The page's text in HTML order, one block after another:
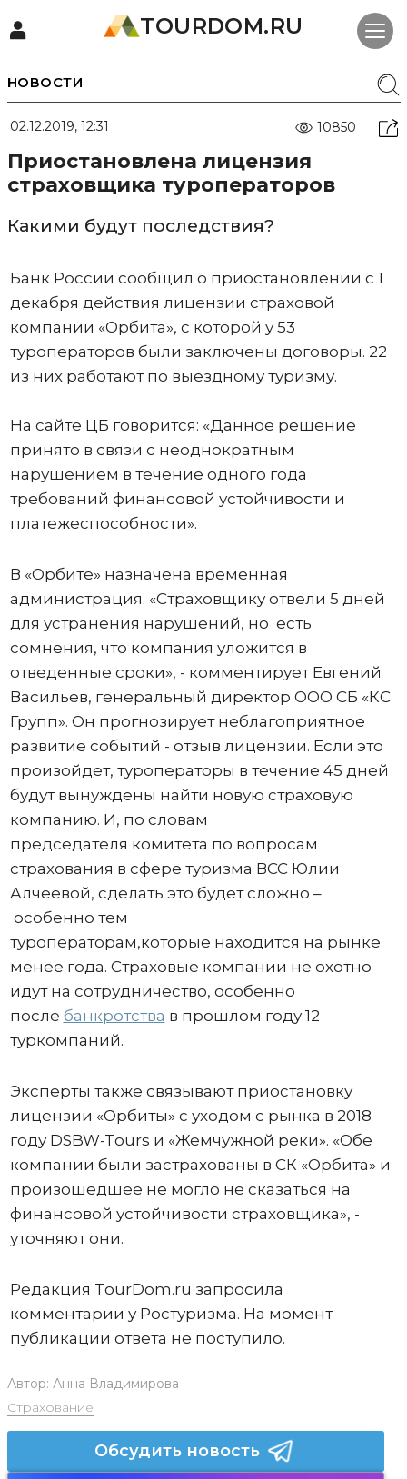
TOURDOM.RU
НОВОСТИ
02.12.2019, 12:31 10850
Приостановлена лицензия
страховщика туроператоров
Какими будут последствия?
Банк России сообщил о приостановлении с 1
декабря действия лицензии страховой
компании «Орбита», с которой у 53
туроператоров были заключены договоры. 22
из них работают по выездному туризму.
На сайте ЦБ говорится: «Данное решение
принято в связи с неоднократным
нарушением в течение одного года
требований финансовой устойчивости и
платежеспособности».
В «Орбите» назначена временная
администрация. «Страховщику отвели 5 дней
для устранения нарушений, но есть
сомнения, что компания уложится в
отведенные сроки», - комментирует Евгений
Васильев, генеральный директор ООО СБ «КС
Групп». Он прогнозирует неблагоприятное
развитие событий - отзыв лицензии. Если это
произойдет, туроператоры в течение 45 дней
будут вынуждены найти новую страховую
компанию. И, по словам
председателя комитета по вопросам
страхования в сфере туризма ВСС Юлии
Алчеевой, сделать это будет сложно –
особенно тем
туроператорам,которые находится на рынке
менее года. Страховые компании не охотно
идут на сотрудничество, особенно
после банкротства в прошлом году 12
туркомпаний.
Эксперты также связывают приостановку
лицензии «Орбиты» с уходом с рынка в 2018
году DSBW-Tours и «Жемчужной реки». «Обе
компании были застрахованы в СК «Орбита» и
произошедшее не могло не сказаться на
финансовой устойчивости страховщика», -
уточняют они.
Редакция TourDom.ru запросила
комментарии у Ростуризма. На момент
публикации ответа не поступило.
Автор: Анна Владимирова
Страхование
Обсудить новость